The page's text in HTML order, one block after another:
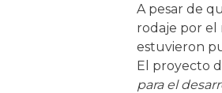
A pesar de
rodaje por el
estuvieron
El proyecto
para el